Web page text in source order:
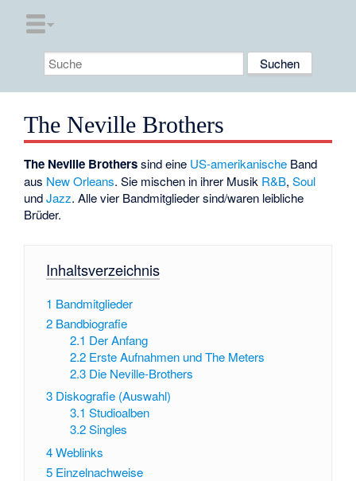
The Neville Brothers
The Neville Brotherssind eine US-amerikanische Band
aus New Orleans. Sie mischen in ihrer Musik R&B,Soul
undJazz. Alle vier Bandmitglieder sind/waren leibliche
Brüder.
Inhaltsverzeichnis
1 Bandmitglieder
2 Bandbiografie
2.1 Der Anfang
2.2 Erste Aufnahmen und The Meters
2.3 Die Neville-Brothers
3 Diskografie (Auswahl)
3.1 Studioalben
3.2 Singles
4Weblinks
5 Einzelnachweise